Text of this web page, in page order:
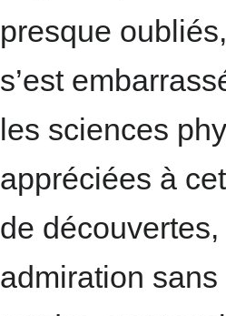
presque
s’est
les sciences
appréciées à
de
admiration